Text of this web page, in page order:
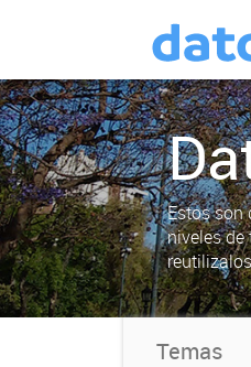
Estos son
niveles de
Temas